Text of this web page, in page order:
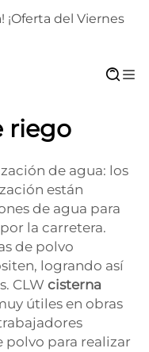
¡Oferta del Viernes
riego
de agua: los
están
de agua para
la carretera.
de polvo
logrando así
CLW cisterna
útiles en obras
polvo para realizar